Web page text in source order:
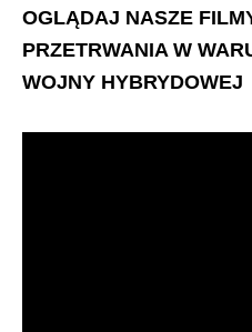
OGLĄDAJ NASZE
PRZETRWANIA W
WOJNY HYBRYDOWEJ